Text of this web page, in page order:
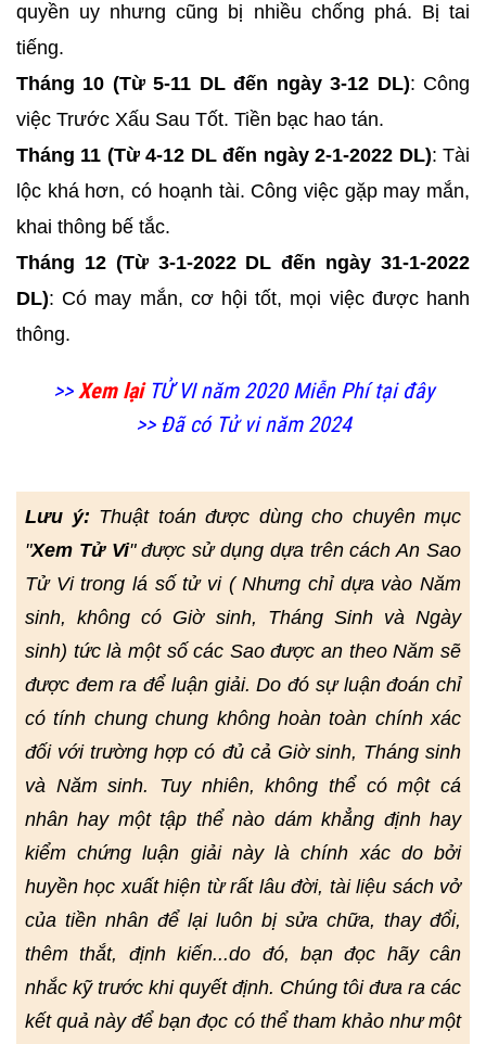
quyền uy nhưng cũng bị nhiều chống phá. Bị tai
tiếng.
Tháng 10 (Từ 5-11 DL đến ngày 3-12 DL): Công
việc Trước Xấu Sau Tốt. Tiền bạc hao tán.
Tháng 11 (Từ 4-12 DL đến ngày 2-1-2022 DL): Tài
lộc khá hơn, có hoạnh tài. Công việc gặp may mắn,
khai thông bế tắc.
Tháng 12 (Từ 3-1-2022 DL đến ngày 31-1-2022
DL): Có may mắn, cơ hội tốt, mọi việc được hanh
thông.
>>Xem lạiTỬ VI năm 2020 Miễn Phí tại đây
>> Đã có Tử vi năm 2024
Lưu ý: Thuật toán được dùng cho chuyên mục
"Xem Tử Vi" được sử dụng dựa trên cách An Sao
Tử Vi trong lá số tử vi ( Nhưng chỉ dựa vào Năm
sinh, không có Giờ sinh, Tháng Sinh và Ngày
sinh) tức là một số các Sao được an theo Năm sẽ
được đem ra để luận giải. Do đó sự luận đoán chỉ
có tính chung chung không hoàn toàn chính xác
đối với trường hợp có đủ cả Giờ sinh, Tháng sinh
và Năm sinh. Tuy nhiên, không thể có một cá
nhân hay một tập thể nào dám khẳng định hay
kiểm chứng luận giải này là chính xác do bởi
huyền học xuất hiện từ rất lâu đời, tài liệu sách vở
của tiền nhân để lại luôn bị sửa chữa, thay đổi,
thêm thắt, định kiến...do đó, bạn đọc hãy cân
nhắc kỹ trước khi quyết định. Chúng tôi đưa ra các
kết quả này để bạn đọc có thể tham khảo như một